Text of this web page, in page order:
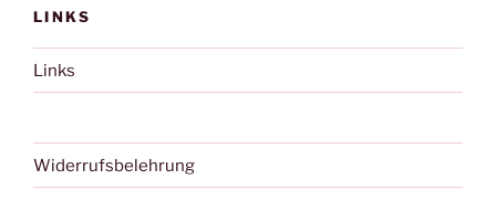
LINKS
Links
Widerrufsbelehrung